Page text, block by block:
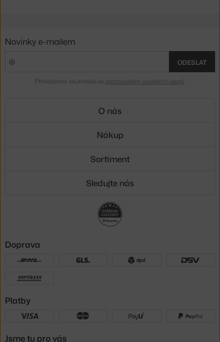
Novinky e-mailem
ODESLAT
Přihlášením souhlasíte se zpracováním osobních údajů
O nás
Nákup
Sortiment
Sledujte nás
Doprava
Platby
Jsme tu pro vás